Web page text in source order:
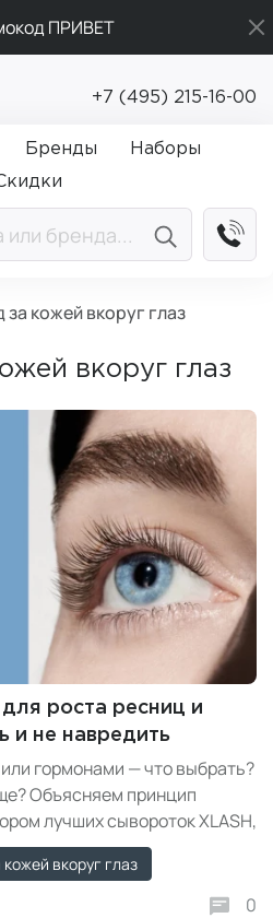
ПРИВЕТ
доставка от 5 000₽
заказ от 5 000₽
+7 (495) 215-16-00
Бренды
Наборы
за кожей вкоруг глаз
вкоруг глаз
роста ресниц и
и не навредить
гормонами — что выбрать?
Объясняем принцип
лучших сывороток XLASH,
ANGIOPHARM и других.
вкоруг глаз
0